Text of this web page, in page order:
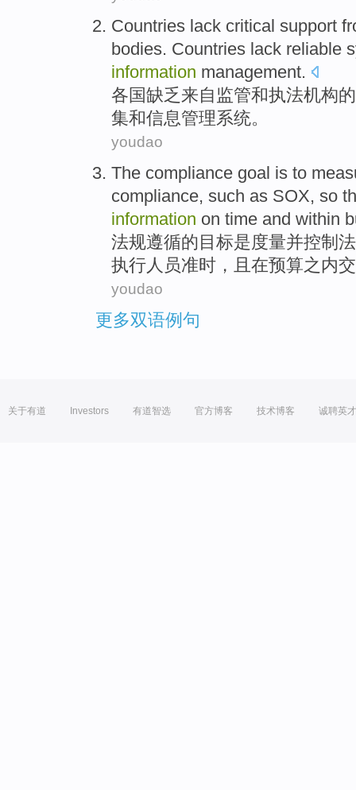
Countries lack critical support
bodies. Countries lack reliable
information management.
各国缺乏 来自 监管和执法机构的
集和信息管理系统。
youdao
The compliance goal is to
compliance, such as SOX, so
information on time and within
法规遵循的 目标是 度量并控制
执行 人员准时 ， 且 在预算之内
youdao
更多双语例句
关于有道 Investors 有道智选 官方博客 技术博客 诚聘英才